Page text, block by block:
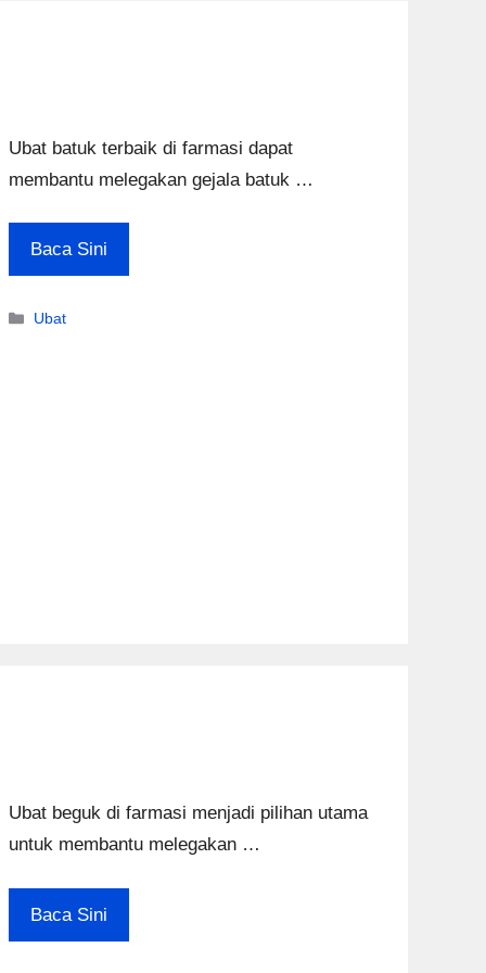
Ubat batuk terbaik di farmasi dapat
membantu melegakan gejala batuk …
Baca Sini
Categories
Ubat
Ubat beguk di farmasi menjadi pilihan utama
untuk membantu melegakan …
Baca Sini